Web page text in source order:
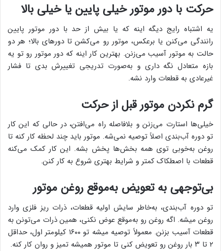
حرکت با دور موتور خیلی پایین یا خیلی بالا
یه اشتباه رایج دیگه اینه که یا بیش از حد با دور موتور پایین
رانندگی می‌کنن یا برعکس، موتور رو می‌کشن تا دورهای بالا؛ هر دو
حالت به موتور آسیب می‌زنن. بهترین کار اینه که دور موتور رو تو یه
بازه متعادل نگه داری و به‌صورت تدریجی تغییرش بدی تا فشار
غیرعادی به قطعات وارد نشه.
گرم نکردن موتور قبل از حرکت
خیلی‌ها استارت می‌زنن و بلافاصله راه می‌افتن، در حالی که این کار
تو دوره آب‌بندی اصلاً توصیه نمی‌شه. موتور باید چند لحظه کار کنه تا
روغن به‌خوبی توی همه بخش‌ها پخش بشه. این کار کمک می‌کنه
قطعات با اصطکاک کمتر و شرایط بهتری شروع به کار کنن.
بی‌توجهی به تعویض به‌موقع روغن موتور
تو دوره آب‌بندی، به‌خاطر سایش اولیه قطعات، ذرات ریز فلزی وارد
روغن میشه. اگه روغن رو به‌موقع عوض نکنی، همین ذرات می‌تونن به
قطعات آسیب بزنن. معمولاً توصیه میشه تو ۱۶۰۰ کیلومتر اول، حداقل
۲ تا ۳ بار روغن رو تعویض کنی تا موتور همیشه تمیز و روان کار کنه.